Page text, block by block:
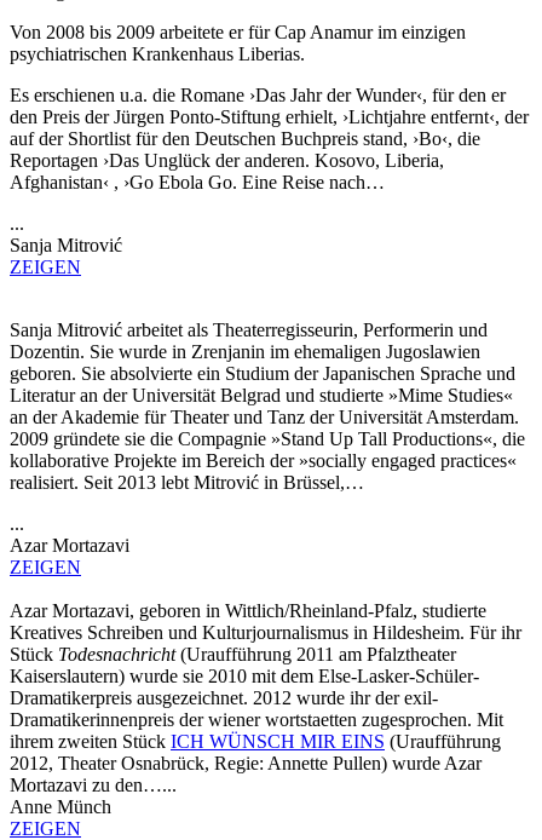
Von 2008 bis 2009 arbeitete er für Cap Anamurim einzigen
psychiatrischen Krankenhaus Liberias.
Es erschienen u.a. die Romane ›Das Jahr der Wunder‹, für den er
den Preis derJürgen Ponto-Stiftung erhielt, ›Lichtjahre entfernt‹, der
auf der Shortlist für den Deutschen Buchpreis stand, ›Bo‹, die
Reportagen ›Das Unglück der anderen. Kosovo, Liberia,
Afghanistan‹ , ›Go Ebola Go. Eine Reise nach…
...
Sanja Mitrović
ZEIGEN
Sanja Mitrović arbeitet als Theaterregisseurin, Performerin und
Dozentin. Sie wurde in Zrenjanin im ehemaligen Jugoslawien
geboren. Sie absolvierte ein Studium der Japanischen Sprache und
Literatur an der Universität Belgrad und studierte »Mime Studies«
an der Akademie für Theater und Tanz der Universität Amsterdam.
2009 gründete sie die Compagnie »Stand Up Tall Productions«, die
kollaborative Projekte im Bereich der »socially engaged practices«
realisiert. Seit 2013 lebt Mitrović in Brüssel,…
...
Azar Mortazavi
ZEIGEN
Azar Mortazavi, geboren in Wittlich/Rheinland-Pfalz, studierte
Kreatives Schreiben und Kulturjournalismus in Hildesheim. Für ihr
Stück Todesnachricht(Uraufführung 2011 am Pfalztheater
Kaiserslautern) wurde sie 2010 mit dem Else-Lasker-Schüler-
Dramatikerpreis ausgezeichnet. 2012 wurde ihr der exil-
Dramatikerinnenpreis der wiener wortstaetten zugesprochen. Mit
ihrem zweiten Stück ICH WÜNSCH MIR EINS (Uraufführung
2012, Theater Osnabrück, Regie: Annette Pullen) wurde Azar
Mortazavi zu den…...
Anne Münch
ZEIGEN